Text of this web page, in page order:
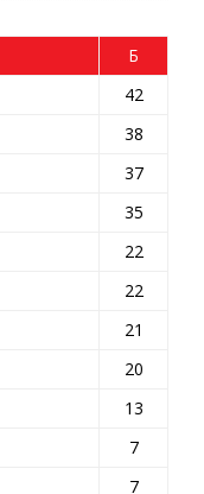
Б
42
38
37
35
22
22
21
20
13
7
7